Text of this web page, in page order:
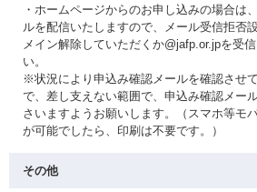
・ホームページからのお申し込みの場合は
ルを配信いたしますので、メール受信拒否
メイン解除していただくか@jafp.or.jpを受
い。
※状況により申込み確認メールを確認させ
で、差し支えない範囲で、申込み確認メー
さいますようお願いします。（スマホ等モ
が可能でしたら、印刷は不要です。）
その他